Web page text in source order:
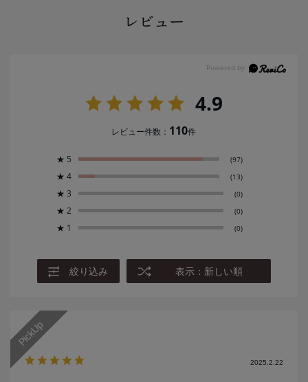
レビュー
4.9
レビュー件数： 110件
★ 5 (97)
★ 4 (13)
★ 3 (0)
★ 2 (0)
★ 1 (0)
絞り込み 表示：新しい順
2025.2.22